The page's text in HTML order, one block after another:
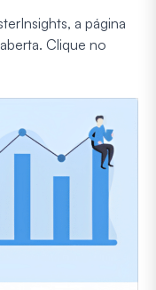
a página
Clique no